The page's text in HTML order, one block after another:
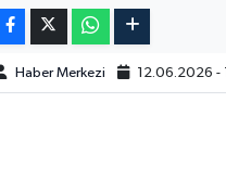
Haber Merkezi 12.06.2026 -